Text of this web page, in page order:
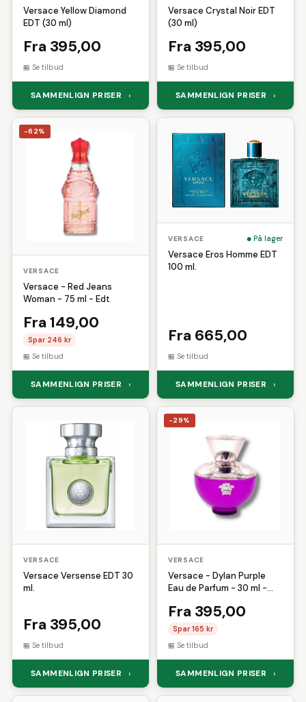
Versace Yellow Diamond
EDT (30 ml)
Fra 395,00
Se tilbud
SAMMENLIGN PRISER ›
Versace Crystal Noir EDT
(30 ml)
Fra 395,00
Se tilbud
SAMMENLIGN PRISER ›
-62%
VERSACE
Versace - Red Jeans
Woman - 75 ml - Edt
Fra 149,00
Spar 246 kr
Se tilbud
SAMMENLIGN PRISER ›
VERSACE På lager
Versace Eros Homme EDT
100 ml.
Fra 665,00
Se tilbud
SAMMENLIGN PRISER ›
VERSACE
Versace Versense EDT 30
ml.
Fra 395,00
Se tilbud
SAMMENLIGN PRISER ›
-29%
VERSACE
Versace - Dylan Purple
Eau de Parfum - 30 ml -
Fra 395,00
Spar 165 kr
Se tilbud
SAMMENLIGN PRISER ›